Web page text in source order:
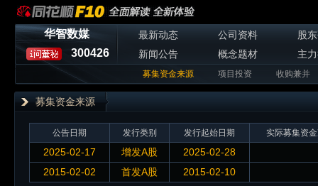
华智数媒
300426
最新动态 公司资料
股
新闻公告
概念题材 主
募集资金来源 项目投资 收购兼并
募集资金来源
公告日期 发行类别 发行起始日期 实际募集资
2025-02-17 增发A股
2025-02-28
2015-02-02
首发A股 2015-02-10